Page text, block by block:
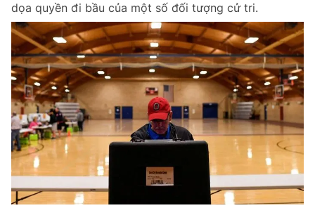
dọa quyền đi bầu của một số đối tượng cử tri.